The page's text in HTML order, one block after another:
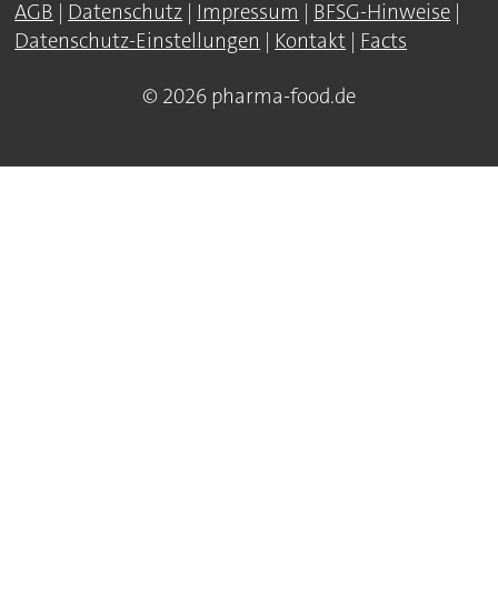
AGB Datenschutz Impressum BFSG-Hinweise
Datenschutz-Einstellungen
Kontakt Facts
© 2026 pharma-food.de